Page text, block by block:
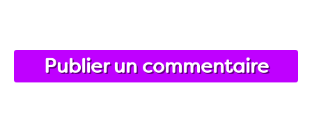
Publier un commentaire